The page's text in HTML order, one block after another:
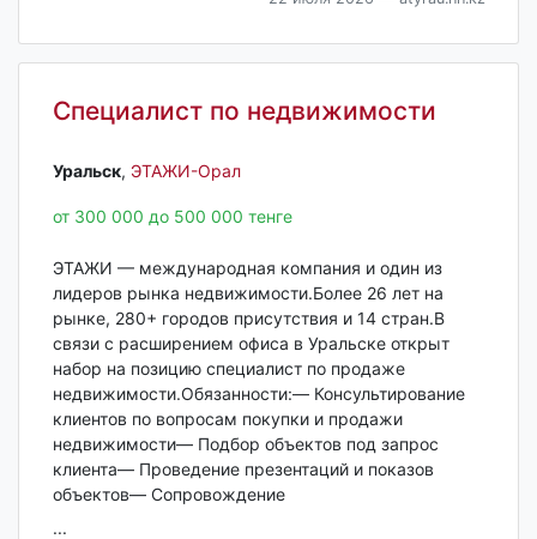
Специалист по недвижимости
Уральск‎, ЭТАЖИ-Орал
от 300 000 до 500 000 тенге
ЭТАЖИ — международная компания и один из
лидеров рынка недвижимости.Более 26 лет на
рынке, 280+ городов присутствия и 14 стран.В
связи с расширением офиса в Уральске открыт
набор на позицию специалист по продаже
недвижимости.Обязанности:— Консультирование
клиентов по вопросам покупки и продажи
недвижимости— Подбор объектов под запрос
клиента— Проведение презентаций и показов
объектов— Сопровождение
...